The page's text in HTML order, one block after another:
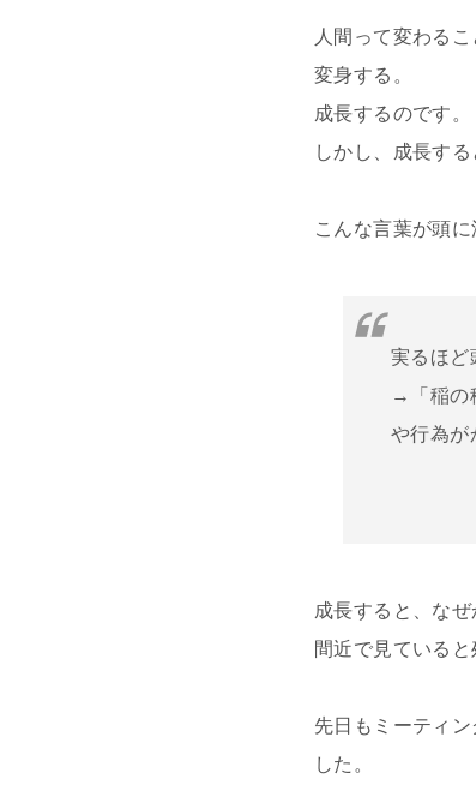
人間って変わるこ
変身する。
成長するのです。
しかし、成長す
こんな言葉が頭に
実るほど
→「稲の
や行為が
成長すると、な
間近で見ていると
先日もミーティ
した。